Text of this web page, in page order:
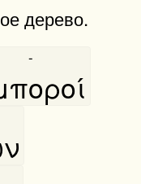
дерево.
-